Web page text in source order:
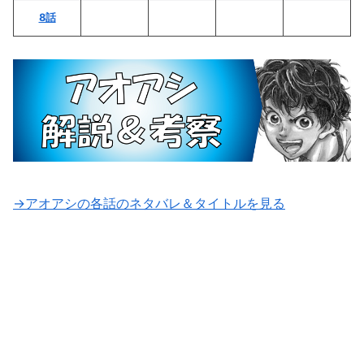
8話
→アオアシの各話のネタバレ＆タイトルを見る